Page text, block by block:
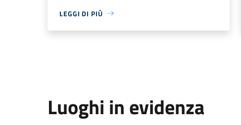
LEGGI DI PIÙ
Luoghi in evidenza